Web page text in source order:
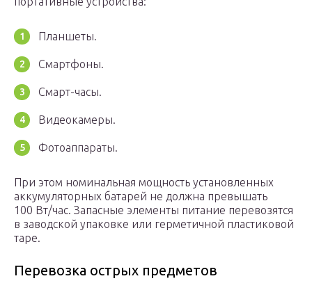
Планшеты.
Смартфоны.
Смарт-часы.
Видеокамеры.
Фотоаппараты.
При этом номинальная мощность установленных
аккумуляторных батарей не должна превышать
100 Вт/час. Запасные элементы питание перевозятся
в заводской упаковке или герметичной пластиковой
таре.
Перевозка острых предметов